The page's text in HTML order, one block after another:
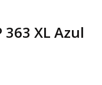
XL Azul